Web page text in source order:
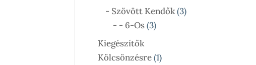
Termék
- Szövött Kendők 33
- - 6-Os 33
Kiegészítők
Kölcsönzésre 11